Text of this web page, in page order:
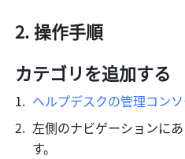
操作手順
カテゴリを追加する
ヘルプデスクの管理コン
左側のナビゲーションに
す。